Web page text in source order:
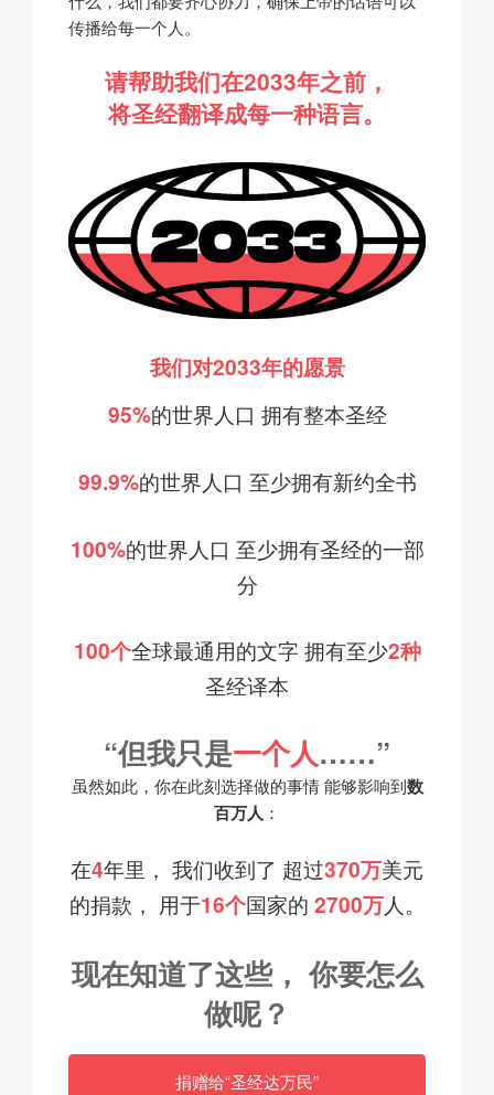
传播给每一个人。
请帮助我们在2033年之前，
将圣经翻译成每一种语言。
我们对2033年的愿景
95%的世界人口 拥有整本圣经
99.9%的世界人口 至少拥有新约全书
100%的世界人口 至少拥有圣经的一部
分
100个全球最通用的文字 拥有至少2种
圣经译本
“但我只是一个人……”
虽然如此，你在此刻选择做的事情 能够影响到数
百万人 ：
在4年里， 我们收到了 超过370万美元
的捐款， 用于16个国家的 2700万人。
现在知道了这些， 你要怎么
做呢？
捐赠给“圣经达万民”